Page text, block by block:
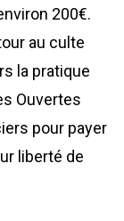
200€.
au culte
la pratique
Ouvertes
pour payer
liberté de